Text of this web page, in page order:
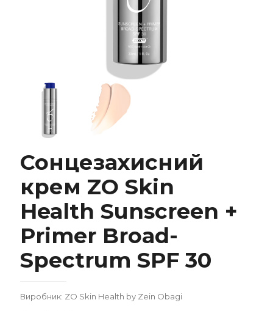
Сонцезахисний
крем ZO Skin
Health Sunscreen +
Primer Broad-
Spectrum SPF 30
Виробник: ZO Skin Health by Zein Obagi
Sunscreen + Primer Broad-Spectrum SPF 30
Замовити
Записатися